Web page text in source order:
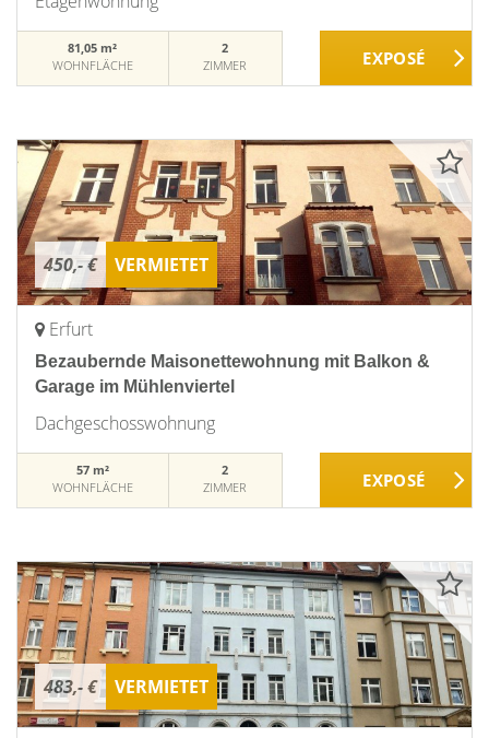
81,05 m²
WOHNFLÄCHE
2
ZIMMER
450,- € VERMIETET
Erfurt
Bezaubernde Maisonettewohnung mit Balkon &
Garage im Mühlenviertel
Dachgeschosswohnung
57 m²
WOHNFLÄCHE
2
ZIMMER
483,- € VERMIETET